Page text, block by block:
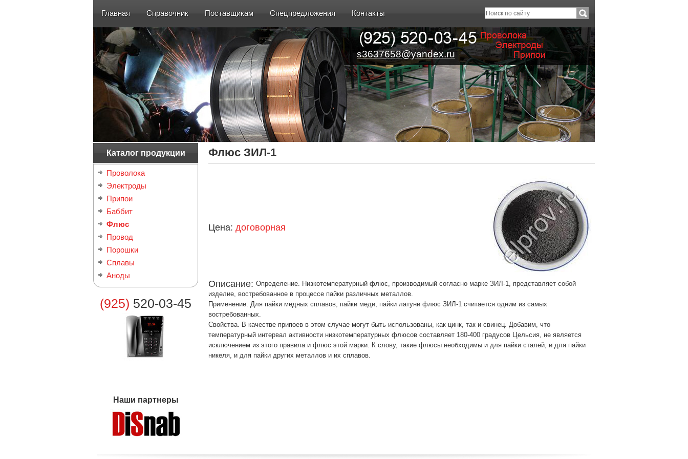
Главная Справочник Поставщикам Спецпредложения Контакты
s3637658@yandex.ru
Каталог продукции
Проволока
Электроды
Припои
Баббит
Флюс
Провод
Порошки
Сплавы
Аноды
(925) 520-03-45
Наши партнеры
Флюс ЗИЛ-1
Цена: договорная
Описание: Определение. Низкотемпературный флюс, производимый согласно марке ЗИЛ-1, представляет собой
изделие, востребованное в процессе пайки различных металлов.
Применение. Для пайки медных сплавов, пайки меди, пайки латуни флюс ЗИЛ-1 считается одним из самых
востребованных.
Свойства. В качестве припоев в этом случае могут быть использованы, как цинк, так и свинец. Добавим, что
температурный интервал активности низкотемпературных флюсов составляет 180-400 градусов Цельсия, не является
исключением из этого правила и флюс этой марки. К слову, такие флюсы необходимы и для пайки сталей, и для пайки
никеля, и для пайки других металлов и их сплавов.